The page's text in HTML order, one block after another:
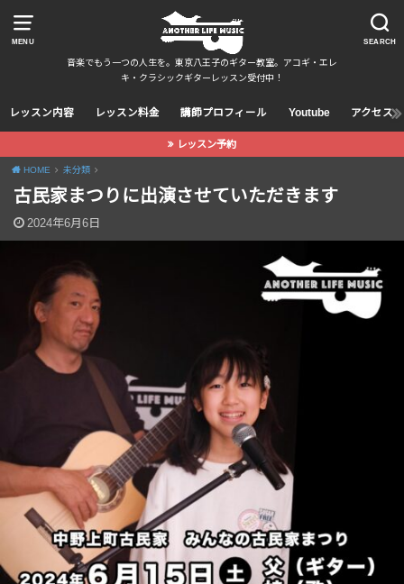
MENU SEARCH
音楽でもう一つの人生を。東京八王子のギター教室。アコギ・エレ
キ・クラシックギターレッスン受付中！
レッスン内容 レッスン料金 講師プロフィール Youtube アクセス
レッスン予約
HOME 未分類
古民家まつりに出演させていただきます
2024年6月6日